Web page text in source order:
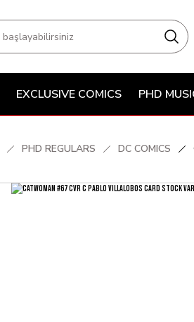
EXCLUSIVE COMICS PHD
PHD REGULARS DC COMICS